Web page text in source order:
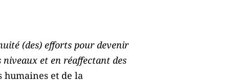
(des) efforts pour devenir
et en réaffectant des
humaines et de la